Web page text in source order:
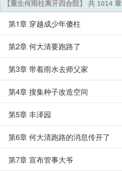
【重生何雨柱离开四合院】 共 1014 章
第1章 穿越成少年傻柱
第2章 何大清要跑路了
第3章 带着雨水去师父家
第4章 搜集种子改造空间
第5章 丰泽园
第6章 何大清跑路的消息传开了
第7章 宣布管事大爷